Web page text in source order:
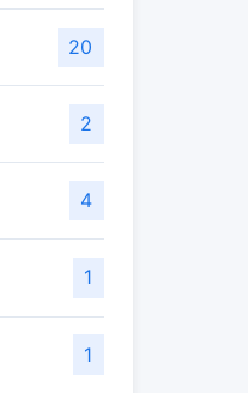
20
2
4
1
1